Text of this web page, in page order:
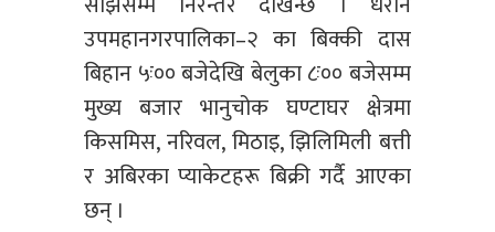
उपमहानगरपालिका–२ का बिक्की दास
बिहान ५ः०० बजेदेखि बेलुका ८ः०० बजेसम्म
मुख्य बजार भानुचोक घण्टाघर क्षेत्रमा
किसमिस, नरिवल, मिठाइ, झिलिमिली बत्ती
र अबिरका प्याकेटहरू बिक्री गर्दै आएका
छन् ।